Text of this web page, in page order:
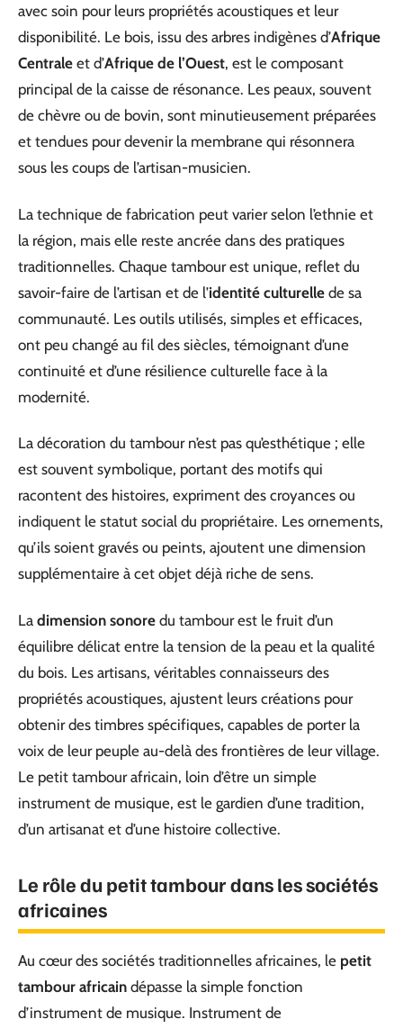
avec soin pour leurs propriétés acoustiques et leur
disponibilité. Le bois, issu des arbres indigènes d’Afrique
Centrale et d’Afrique de l’Ouest, est le composant
principal de la caisse de résonance. Les peaux, souvent
de chèvre ou de bovin, sont minutieusement préparées
et tendues pour devenir la membrane qui résonnera
sous les coups de l’artisan-musicien.
La technique de fabrication peut varier selon l’ethnie et
la région, mais elle reste ancrée dans des pratiques
traditionnelles. Chaque tambour est unique, reflet du
savoir-faire de l’artisan et de l’identité culturelle de sa
communauté. Les outils utilisés, simples et efficaces,
ont peu changé au fil des siècles, témoignant d’une
continuité et d’une résilience culturelle face à la
modernité.
La décoration du tambour n’est pas qu’esthétique ; elle
est souvent symbolique, portant des motifs qui
racontent des histoires, expriment des croyances ou
indiquent le statut social du propriétaire. Les ornements,
qu’ils soient gravés ou peints, ajoutent une dimension
supplémentaire à cet objet déjà riche de sens.
La dimension sonore du tambour est le fruit d’un
équilibre délicat entre la tension de la peau et la qualité
du bois. Les artisans, véritables connaisseurs des
propriétés acoustiques, ajustent leurs créations pour
obtenir des timbres spécifiques, capables de porter la
voix de leur peuple au-delà des frontières de leur village.
Le petit tambour africain, loin d’être un simple
instrument de musique, est le gardien d’une tradition,
d’un artisanat et d’une histoire collective.
Le rôle du petit tambour dans les sociétés
africaines
Au cœur des sociétés traditionnelles africaines, le petit
tambour africain dépasse la simple fonction
d’instrument de musique. Instrument de